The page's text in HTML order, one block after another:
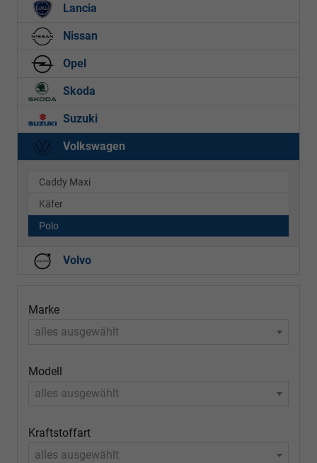
Lancia
Nissan
Opel
Skoda
Suzuki
Volkswagen
Caddy Maxi
Käfer
Polo
Volvo
Marke
alles ausgewählt
Modell
alles ausgewählt
Kraftstoffart
alles ausgewählt